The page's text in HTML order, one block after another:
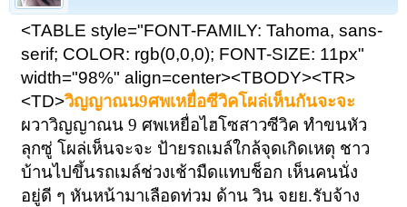
<TABLE style="FONT-FAMILY: Tahoma, sans-
serif; COLOR: rgb(0,0,0); FONT-SIZE: 11px"
width="98%" align=center><TBODY><TR>
<TD>วิญญาณน9ศพเหยื่อซีวิคโผล่เห็นกันจะจะ
ผวาวิญญาณน 9 ศพเหยื่อไฮโซสาวซีวิค ทำขนหัว
ลุกซู่ โผล่เห็นจะจะ ป้ายรถเมล์ใกล้จุดเกิดเหตุ ชาว
บ้านไปขึ้นรถเมล์ช่วงเช้ามืดแทบช็อก เห็นคนนั่ง
อยู่ดี ๆ หันหน้ามาเลือดท่วม ด้าน วิน จยย.รับจ้าง